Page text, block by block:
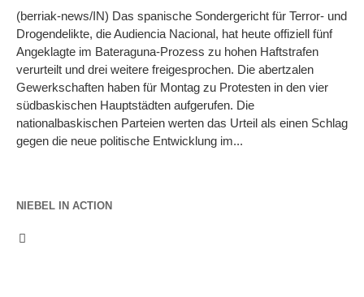
(berriak-news/IN) Das spanische Sondergericht für Terror- und
Drogendelikte, die Audiencia Nacional, hat heute offiziell fünf
Angeklagte im Bateraguna-Prozess zu hohen Haftstrafen
verurteilt und drei weitere freigesprochen. Die abertzalen
Gewerkschaften haben für Montag zu Protesten in den vier
südbaskischen Hauptstädten aufgerufen. Die
nationalbaskischen Parteien werten das Urteil als einen Schlag
gegen die neue politische Entwicklung im...
NIEBEL IN ACTION